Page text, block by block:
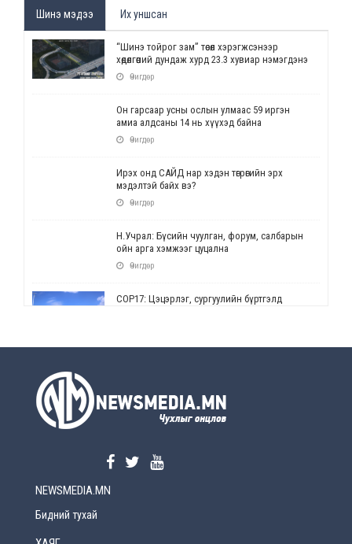
Шинэ мэдээ Их уншсан
“Шинэ тойрог зам” төсөл хэрэгжсэнээр
хөдөлгөөний дундаж хурд 23.3 хувиар нэмэгдэнэ
Өчигдөр
Он гарсаар усны ослын улмаас 59 иргэн
амиа алдсаны 14 нь хүүхэд байна
Өчигдөр
Ирэх онд САЙД нар хэдэн төгрөгийн эрх
мэдэлтэй байх вэ?
Өчигдөр
Н.Учрал: Бүсийн чуулган, форум, салбарын
ойн арга хэмжээг цуцална
Өчигдөр
СОР17: Цэцэрлэг, сургуулийн бүртгэлд
Өчигдөр
Өчигдөр
NEWSMEDIA.MN
Бидний тухай